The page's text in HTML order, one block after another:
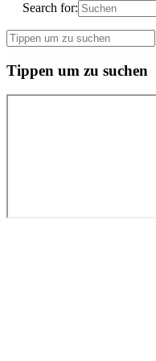
Search for:
Tippen um zu suchen